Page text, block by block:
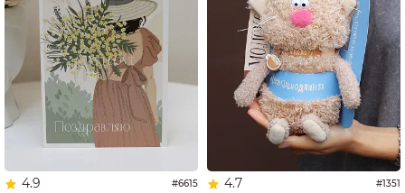
4.9 #6615 4.7 #1351